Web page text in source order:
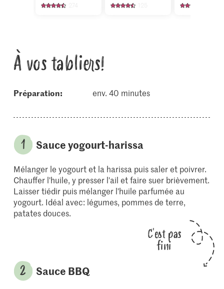
À vos tabliers!
Préparation: env. 40 minutes
Sauce yogourt-harissa
Mélanger le yogourt et la harissa puis saler et poivrer.
Chauffer l'huile, y presser l'ail et faire suer brièvement.
Laisser tiédir puis mélanger l'huile parfumée au
yogourt. Idéal avec: légumes, pommes de terre,
patates douces.
C'est pas
fini
Sauce BBQ